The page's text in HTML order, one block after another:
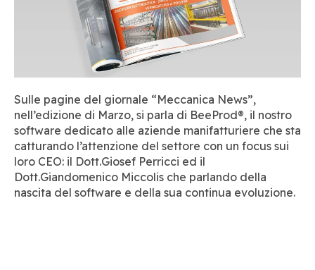
Sulle pagine del giornale “Meccanica News”,
nell’edizione di Marzo, si parla di BeeProd®, il nostro
software dedicato alle aziende manifatturiere che sta
catturando l’attenzione del settore con un focus sui
loro CEO: il Dott.Giosef Perricci ed il
Dott.Giandomenico Miccolis che parlando della
nascita del software e della sua continua evoluzione.